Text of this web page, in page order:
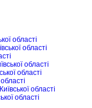
області
області
області
області
області
області